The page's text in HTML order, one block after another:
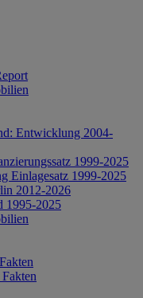
Entwicklung 2004-
1999-2025
Einlagesatz 1999-2025
2012-2026
1995-2025